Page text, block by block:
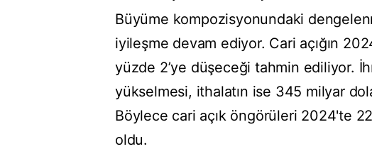
Büyüme kompozisyonundaki
iyileşme devam ediyor. Cari açığın
yüzde 2’ye düşeceği tahmin ediliyor.
yükselmesi, ithalatın ise 345 milyar
Böylece cari açık öngörüleri 2024'te
oldu.